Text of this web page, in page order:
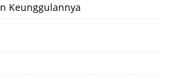
Keunggulannya